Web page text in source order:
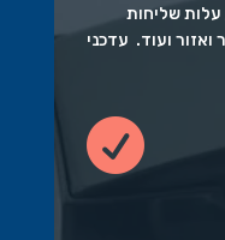
עלות שליחות
ואזור ועוד. עדכני
